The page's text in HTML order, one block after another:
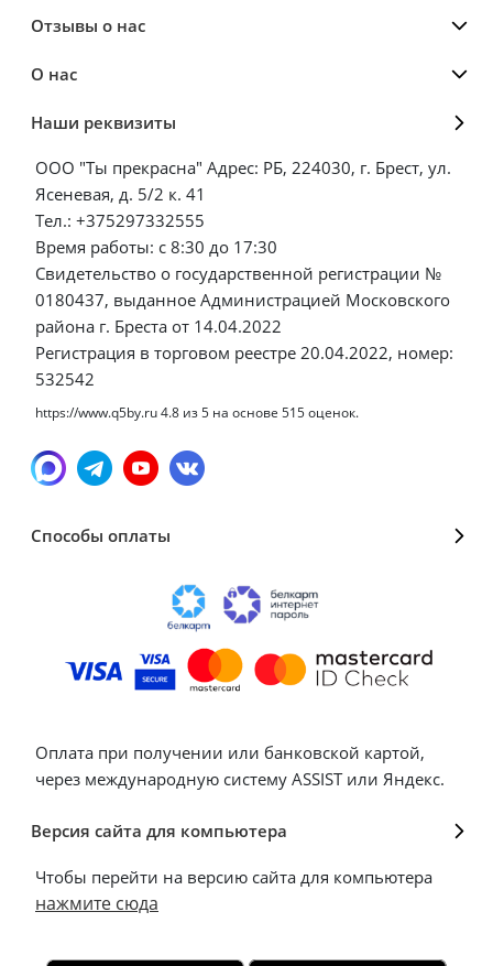
Отзывы о нас
О нас
Наши реквизиты
ООО "Ты прекрасна" Адрес: РБ, 224030, г. Брест, ул.
Ясеневая, д. 5/2 к. 41
Тел.: +375297332555
Время работы: с 8:30 до 17:30
Свидетельство о государственной регистрации №
0180437, выданное Администрацией Московского
района г. Бреста от 14.04.2022
Регистрация в торговом реестре 20.04.2022, номер:
532542
https://www.q5by.ru4.8 из5 на основе 515оценок.
Способы оплаты
Оплата при получении или банковской картой,
через международную систему ASSIST или Яндекс.
Версия сайта для компьютера
Чтобы перейти на версию сайта для компьютера
нажмите сюда